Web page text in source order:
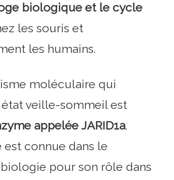
biologique et le cycle
les souris et
les humains.
moléculaire qui
veille-sommeil est
appelée JARID1a.
connue dans le
pour son rôle dans